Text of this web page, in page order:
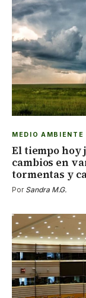
MEDIO AMBIENTE
El tiempo hoy
cambios en
tormentas y
Por Sandra M.G.